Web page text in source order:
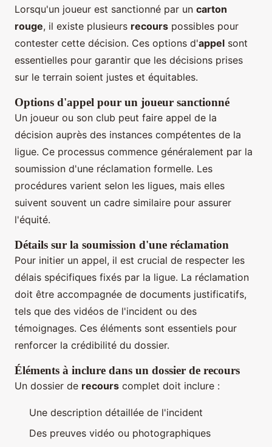
Lorsqu'un joueur est sanctionné par un carton
rouge, il existe plusieurs recours possibles pour
contester cette décision. Ces options d'appel sont
essentielles pour garantir que les décisions prises
sur le terrain soient justes et équitables.
Options d'appel pour un joueur sanctionné
Un joueur ou son club peut faire appel de la
décision auprès des instances compétentes de la
ligue. Ce processus commence généralement par la
soumission d'une réclamation formelle. Les
procédures varient selon les ligues, mais elles
suivent souvent un cadre similaire pour assurer
l'équité.
Détails sur la soumission d'une réclamation
Pour initier un appel, il est crucial de respecter les
délais spécifiques fixés par la ligue. La réclamation
doit être accompagnée de documents justificatifs,
tels que des vidéos de l'incident ou des
témoignages. Ces éléments sont essentiels pour
renforcer la crédibilité du dossier.
Éléments à inclure dans un dossier de recours
Un dossier de recours complet doit inclure :
Une description détaillée de l'incident
Des preuves vidéo ou photographiques